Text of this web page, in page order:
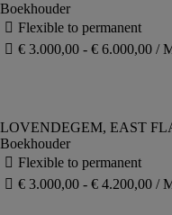
Boekhouder
Boekhouder